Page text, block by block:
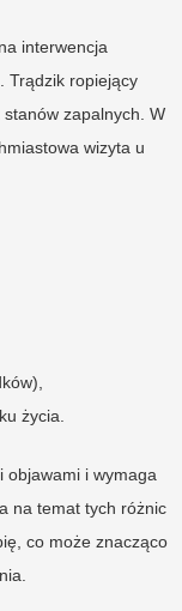
interwencja
Trądzik ropiejący
zapalnych. W
wizyta u
życia.
objawami i wymaga
na temat tych różnic
co może znacząco